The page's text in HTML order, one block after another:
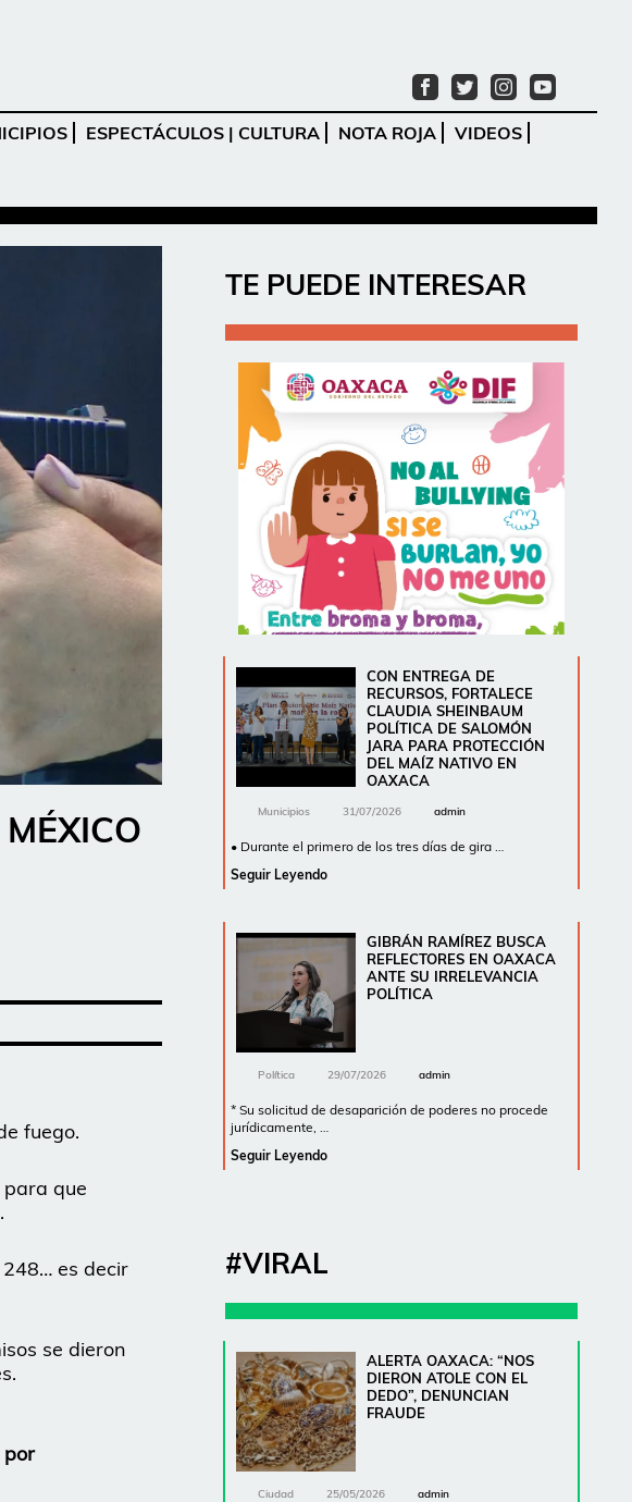
ESPECTÁCULOS | CULTURA NOTA ROJA
VIDEOS
fuego.
que
es decir
se dieron
por
TE PUEDE INTERESAR
CON ENTREGA DE
RECURSOS, FORTALECE
CLAUDIA SHEINBAUM
POLÍTICA DE SALOMÓN
JARA PARA PROTECCIÓN
DEL MAÍZ NATIVO EN
OAXACA
Municipios 31/07/2026 admin
• Durante el primero de los tres días de gira …
Seguir Leyendo
GIBRÁN RAMÍREZ BUSCA
REFLECTORES EN OAXACA
ANTE SU IRRELEVANCIA
POLÍTICA
Política 29/07/2026 admin
* Su solicitud de desaparición de poderes no procede
jurídicamente, …
Seguir Leyendo
#VIRAL
ALERTA OAXACA: “NOS
DIERON ATOLE CON EL
DEDO”, DENUNCIAN
FRAUDE
Ciudad 25/05/2026 admin